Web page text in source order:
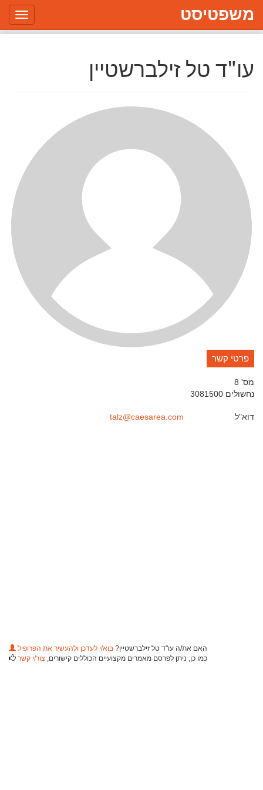
משפטיסט
עו"ד טל זילברשטיין
פרטי קשר
מס' 8
נחשולים 3081500
דוא"ל talz@caesarea.com
האם את/ה עו"ד טל זילברשטיין? בוא/י לעדכן ולהעשיר את הפרופיל
כמו כן, ניתן לפרסם מאמרים מקצועיים הכוללים קישורים, צור/י קשר